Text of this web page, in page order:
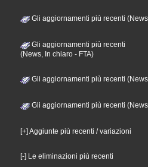
Gli aggiornamenti più recenti
Gli aggiornamenti più recenti
(News, In chiaro - FTA)
Gli aggiornamenti più recenti
Gli aggiornamenti più recenti
[+] Aggiunte più recenti / variazioni
[-] Le eliminazioni più recenti